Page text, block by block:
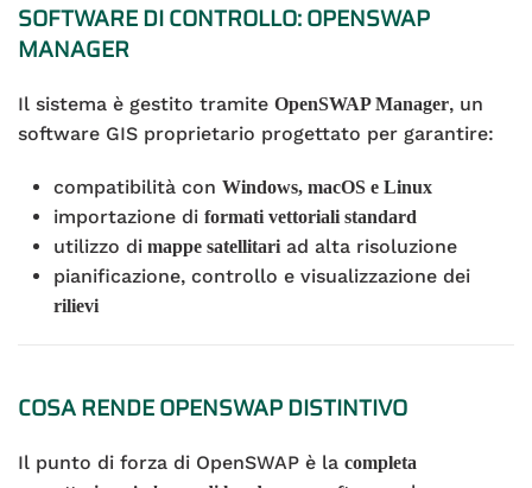
SOFTWARE DI CONTROLLO: OPENSWAP
MANAGER
Il sistema è gestito tramite OpenSWAP Manager, un
software GIS proprietario progettato per garantire:
compatibilità con Windows, macOS e Linux
importazione di formati vettoriali standard
utilizzo di mappe satellitariad alta risoluzione
pianificazione, controllo e visualizzazione dei
rilievi
COSA RENDE OPENSWAP DISTINTIVO
Il punto di forza di OpenSWAP è la completa